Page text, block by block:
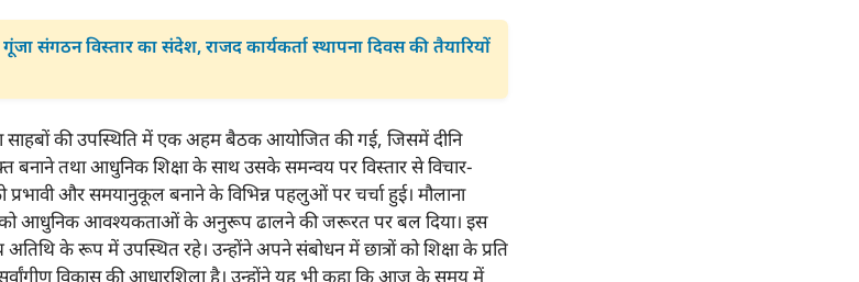
संगठन विस्तार का संदेश, राजद कार्यकर्ता स्थापना दिवस की तैयारियों
साहबों की उपस्थिति में एक अहम बैठक आयोजित की गई, जिसमें दीनि
बनाने तथा आधुनिक शिक्षा के साथ उसके समन्वय पर विस्तार से विचार-
प्रभावी और समयानुकूल बनाने के विभिन्न पहलुओं पर चर्चा हुई। मौलाना
को आधुनिक आवश्यकताओं के अनुरूप ढालने की जरूरत पर बल दिया। इस
के रूप में उपस्थित रहे। उन्होंने अपने संबोधन में छात्रों को शिक्षा के प्रति
विकास की आधारशिला है। उन्होंने यह भी कहा कि आज के समय में